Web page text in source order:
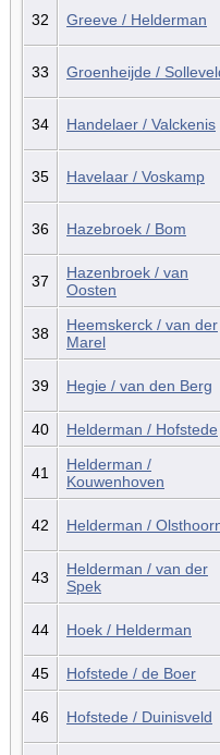
32 Greeve / Helderman
33 Groenheijde /
34 Handelaer / Valckenis
35 Havelaar / Voskamp
36 Hazebroek / Bom
37
Hazenbroek / van
Oosten
38
Heemskerck / van der
Marel
39 Hegie / van den Berg
40 Helderman / Hofstede
41
Helderman /
Kouwenhoven
42 Helderman /
43
Helderman / van der
Spek
44 Hoek / Helderman
45 Hofstede / de Boer
46 Hofstede / Duinisveld